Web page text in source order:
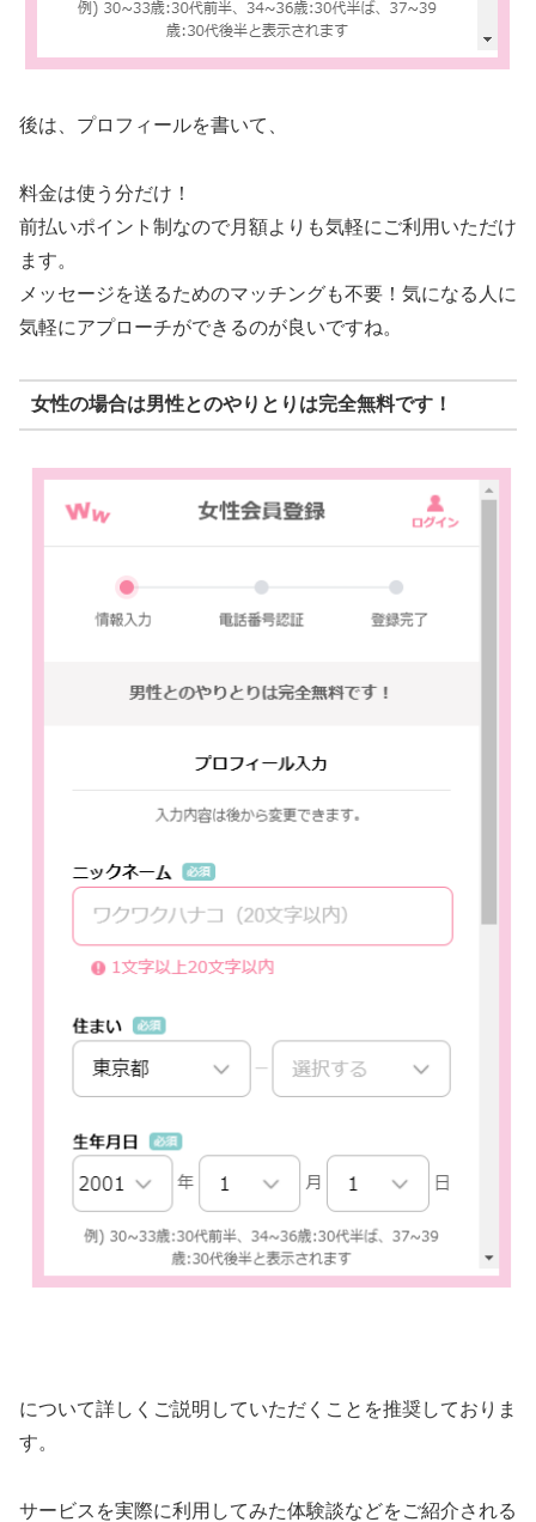
後は、プロフィールを書いて、
料金は使う分だけ！
前払いポイント制なので月額よりも気軽にご利用いただけ
ます。
メッセージを送るためのマッチングも不要！気になる人に
気軽にアプローチができるのが良いですね。
女性の場合は男性とのやりとりは完全無料です！
について詳しくご説明していただくことを推奨しておりま
す。
サービスを実際に利用してみた体験談などをご紹介される